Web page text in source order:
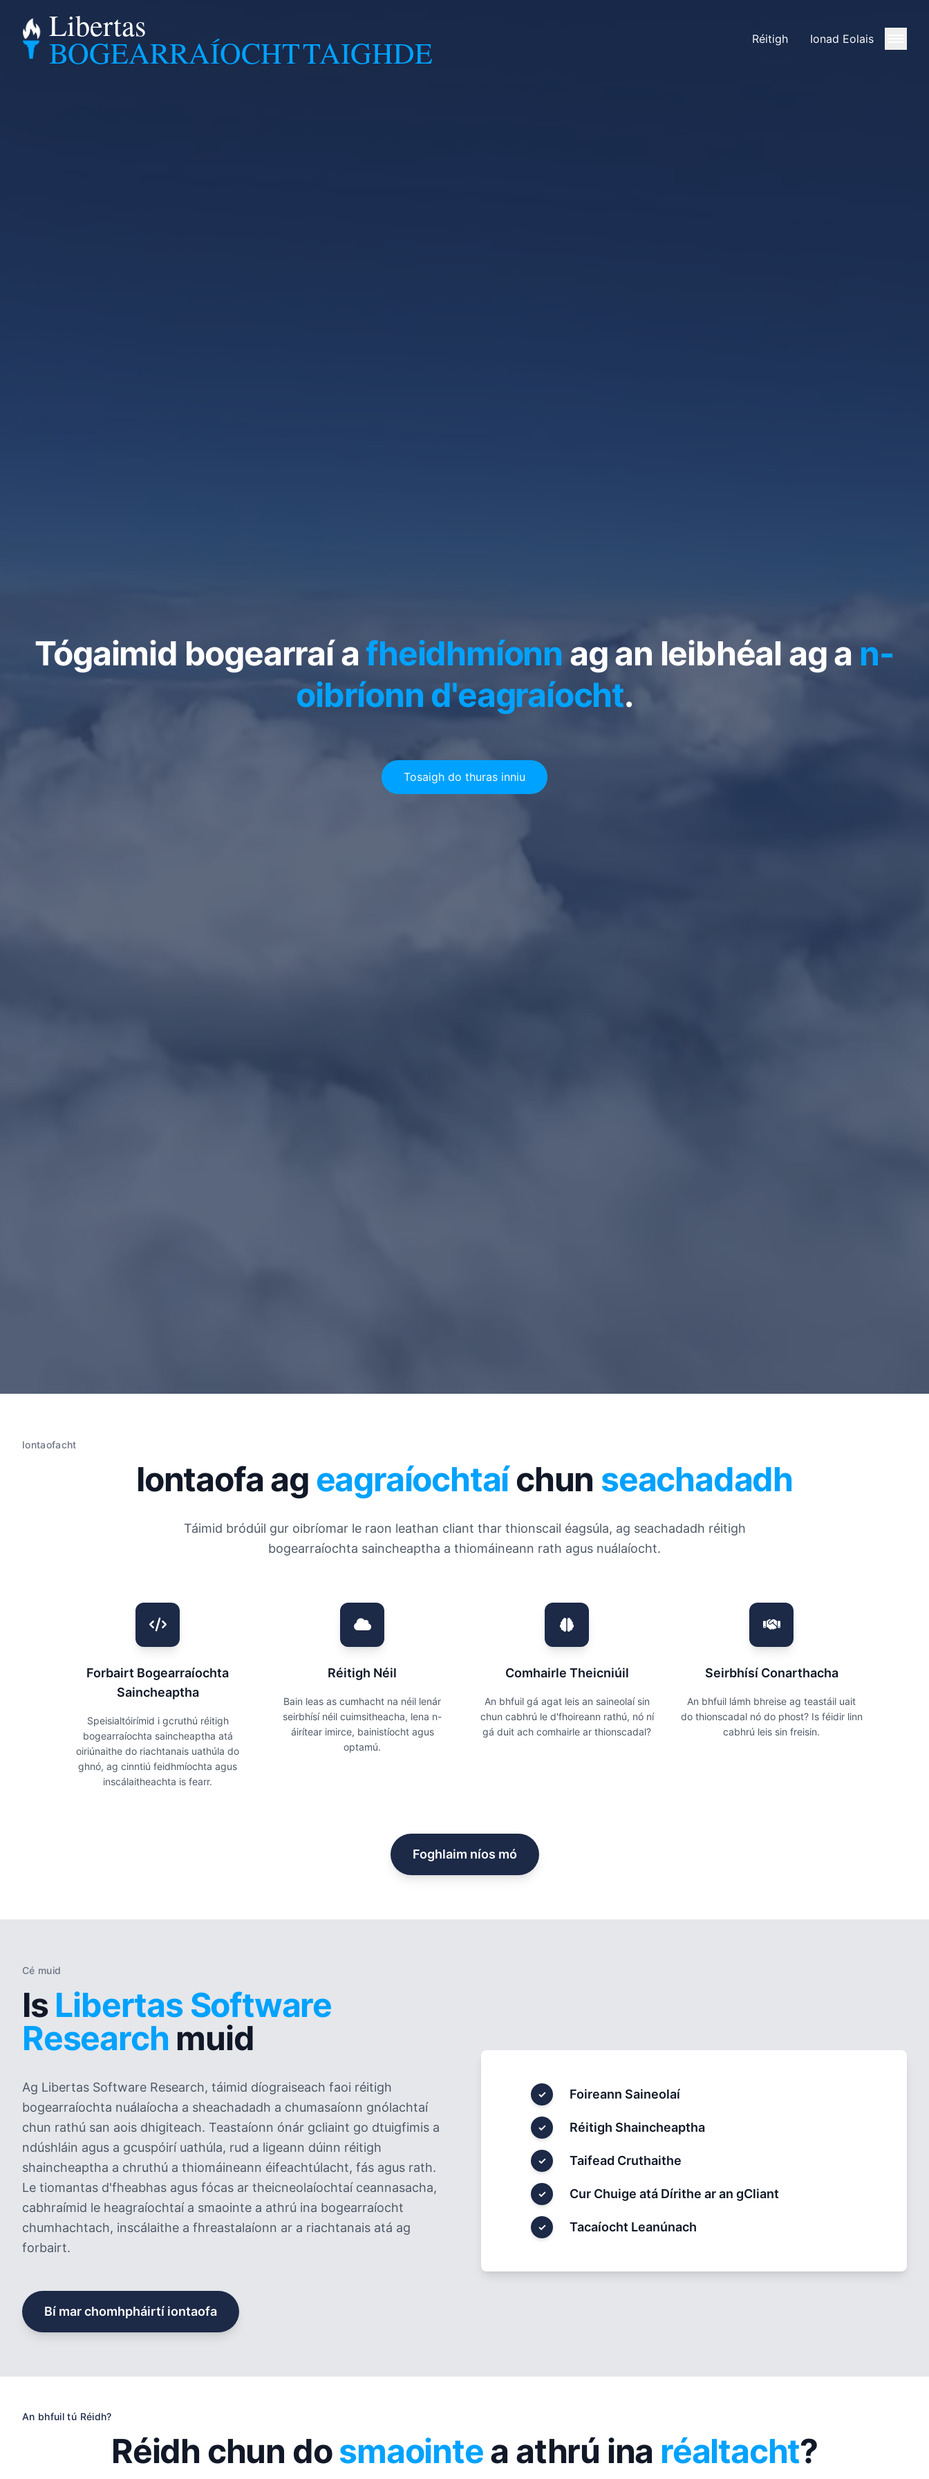
Libertas
BOGEARRAÍOCHTTAIGHDE Réitigh Ionad Eolais
Tógaimid bogearraí afheidhmíonn ag an leibhéal ag a n-
oibríonn d'eagraíocht.
Tosaigh do thuras inniu
Iontaofacht
Iontaofa ag eagraíochtaíchun seachadadh
Táimid bródúil gur oibríomar le raon leathan cliant thar thionscail éagsúla, ag seachadadh réitigh
bogearraíochta saincheaptha a thiomáineann rath agus nuálaíocht.
Forbairt Bogearraíochta
Saincheaptha
Speisialtóirímid i gcruthú réitigh
bogearraíochta saincheaptha atá
oiriúnaithe do riachtanais uathúla do
ghnó, ag cinntiú feidhmíochta agus
inscálaitheachta is fearr.
Réitigh Néil
Bain leas as cumhacht na néil lenár
seirbhísí néil cuimsitheacha, lena n-
áirítear imirce, bainistíocht agus
optamú.
Comhairle Theicniúil
An bhfuil gá agat leis an saineolaí sin
chun cabhrú le d'fhoireann rathú, nó ní
gá duit ach comhairle ar thionscadal?
Seirbhísí Conarthacha
An bhfuil lámh bhreise ag teastáil uait
do thionscadal nó do phost? Is féidir linn
cabhrú leis sin freisin.
Foghlaim níos mó
Cé muid
Is Libertas Software
Research muid
Ag Libertas Software Research, táimid díograiseach faoi réitigh
bogearraíochta nuálaíocha a sheachadadh a chumasaíonn gnólachtaí
chun rathú san aois dhigiteach. Teastaíonn ónár gcliaint go dtuigfimis a
ndúshláin agus a gcuspóirí uathúla, rud a ligeann dúinn réitigh
shaincheaptha a chruthú a thiomáineann éifeachtúlacht, fás agus rath.
Le tiomantas d'fheabhas agus fócas ar theicneolaíochtaí ceannasacha,
cabhraímid le heagraíochtaí a smaointe a athrú ina bogearraíocht
chumhachtach, inscálaithe a fhreastalaíonn ar a riachtanais atá ag
forbairt.
Bí mar chomhpháirtí iontaofa
✓ Foireann Saineolaí
✓ Réitigh Shaincheaptha
✓ Taifead Cruthaithe
✓ Cur Chuige atá Dírithe ar an gCliant
✓ Tacaíocht Leanúnach
An bhfuil tú Réidh?
Réidh chun dosmaointea athrú ina réaltacht?